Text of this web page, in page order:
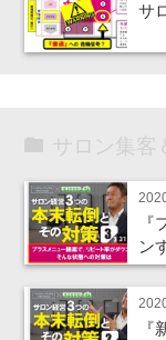
サ
サロン集客
ン